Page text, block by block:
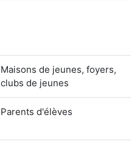
Maisons de jeunes, foyers,
clubs de jeunes
Parents d'élèves